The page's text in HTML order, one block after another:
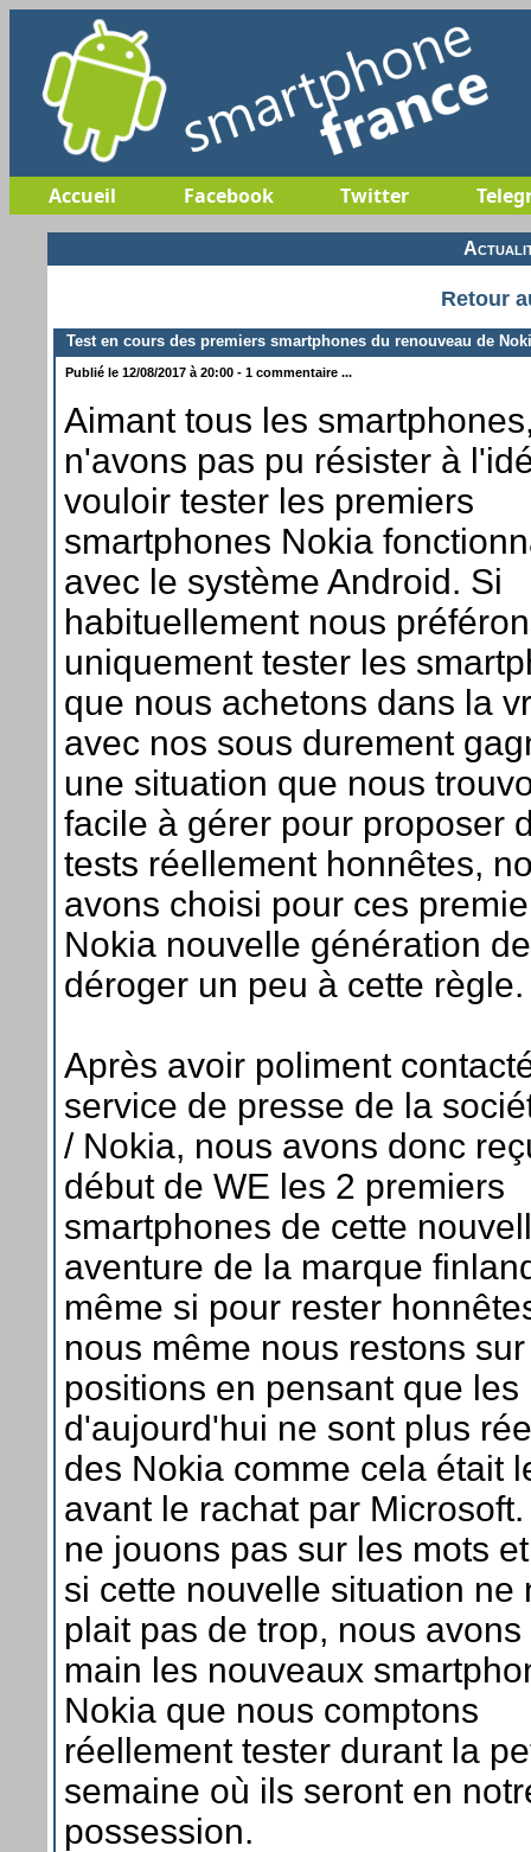
Accueil Facebook Twitter
Retour
Test en cours des premiers smartphones du renouveau de
Publié le 12/08/2017 à 20:00 - 1 commentaire ...
Aimant tous les
n'avons pas pu résister à
vouloir tester les premiers
smartphones Nokia
avec le système Android. Si
habituellement nous
uniquement tester les
que nous achetons dans la
avec nos sous durement
une situation que nous
facile à gérer pour proposer
tests réellement honnêtes,
avons choisi pour ces
Nokia nouvelle génération de
déroger un peu à cette règle.
Après avoir poliment
service de presse de la
/ Nokia, nous avons donc
début de WE les 2 premiers
smartphones de cette
aventure de la marque
même si pour rester
nous même nous restons
positions en pensant que les
d'aujourd'hui ne sont plus
des Nokia comme cela était
avant le rachat par
ne jouons pas sur les mots
si cette nouvelle situation ne
plait pas de trop, nous avons
main les nouveaux
Nokia que nous comptons
réellement tester durant la
semaine où ils seront en
possession.